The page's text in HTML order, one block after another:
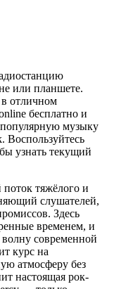
или планшете.
отличном
бесплатно и
популярную музыку
Воспользуйтесь
узнать текущий
тяжёлого и
слушателей,
Здесь
временем, и
современной
курс на
атмосферу без
настоящая рок-